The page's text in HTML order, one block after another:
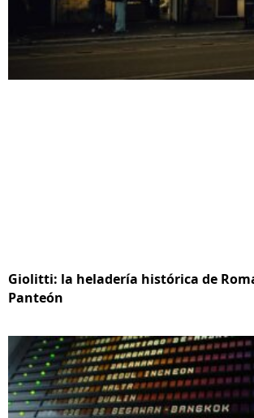
Giolitti: la heladería histórica de
Panteón